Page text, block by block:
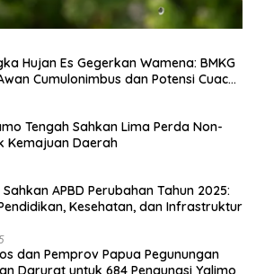
Hujan Es Gegerkan Wamena: BMKG
Cumulonimbus dan Potensi Cuaca
Tengah Sahkan Lima Perda Non-
Kemajuan Daerah
APBD Perubahan Tahun 2025:
Kesehatan, dan Infrastruktur
dan Pemprov Papua Pegunungan
Darurat untuk 684 Pengungsi Yalimo